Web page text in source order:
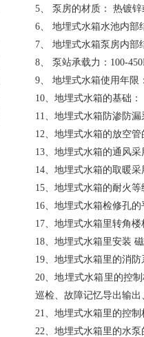
5、 泵房的材质： 热镀
6、 地埋式水箱水池内部
7、 地埋式水箱泵房内
8、 泵站承载力：100-
9、 地埋式水箱使用年限
10、地埋式水箱的基础
11、地埋式水箱防渗防
12、地埋式水箱的放空
13、地埋式水箱的通风
14、地埋式水箱的取暖
15、地埋式水箱的耐火
16、地埋式水箱检修孔
17、地埋式水箱里转角
18、地埋式水箱里安装
19、地埋式水箱里的消
20、地埋式水箱里的控
巡检、故障记忆导出输
21、地埋式水箱里的控
22、地埋式水箱里的水